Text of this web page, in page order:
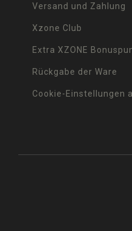
Versand und Zahlung
Xzone Club
Extra XZONE
Rückgabe der Ware
Cookie-Einstellungen